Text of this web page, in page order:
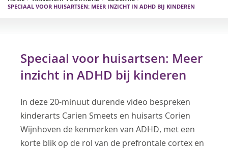
SPECIAAL VOOR HUISARTSEN: MEER INZICHT IN ADHD BIJ KINDEREN
Speciaal voor huisartsen: Meer
inzicht in ADHD bij kinderen
In deze 20-minuut durende video bespreken
kinderarts Carien Smeets en huisarts Corien
Wijnhoven de kenmerken van ADHD, met een
korte blik op de rol van de prefrontale cortex en